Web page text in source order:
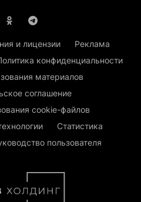
и лицензии
Реклама
конфиденциальности
материалов
соглашение
cookie-файлов
Статистика
пользователя